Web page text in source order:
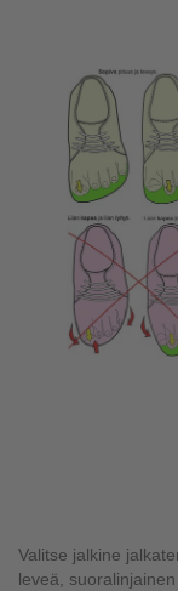
Valitse jalkine
leveä,